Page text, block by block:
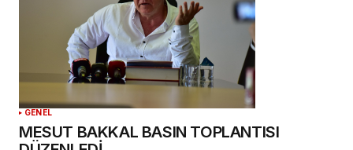
GENEL
MESUT BAKKAL BASIN TOPLANTISI